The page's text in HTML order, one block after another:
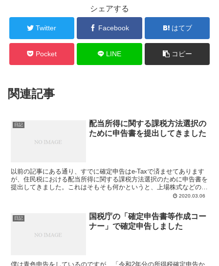
シェアする
Twitter Facebook はてブ
Pocket LINE コピー
関連記事
日記
配当所得に関する課税方法選択の
ために申告書を提出してきました
以前の記事にある通り、すでに確定申告はe-Taxで済ませてあります
が、住民税における配当所得に関する課税方法選択のために申告書を
提出してきました。これはそもそも何かというと、上場株式などの配
当所得などは所得税と住民税で異なる課税方法を選択で... 2020.03.06
日記
国税庁の「確定申告書等作成コー
ナー」で確定申告しました
僕は青色申告をしているのですが、「令和2年分の所得税確定申告か